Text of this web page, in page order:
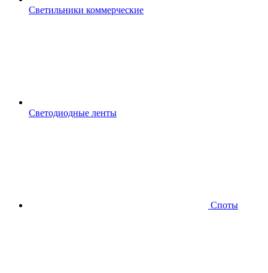
Светильники коммерческие
Светодиодные ленты
Споты